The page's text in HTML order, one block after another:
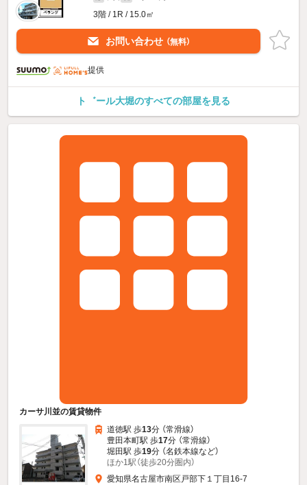
3階 / 1R / 15.0㎡
お問い合わせ （無料）
提供
ト゛ール大堀のすべての部屋を見る
カーサ川並の賃貸物件
道徳駅 歩13分 （常滑線）
豊田本町駅 歩17分 （常滑線）
堀田駅 歩19分 （名鉄本線など）
ほか1駅（徒歩20分圏内）
愛知県名古屋市南区戸部下１丁目16-7